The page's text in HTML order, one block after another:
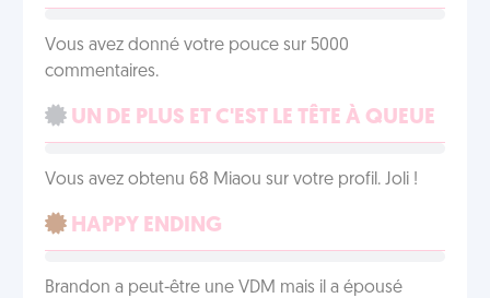
Vous avez donné votre pouce sur 5000
commentaires.
UN DE PLUS ET C'EST LE TÊTE À QUEUE
Vous avez obtenu 68 Miaou sur votre profil. Joli !
HAPPY ENDING
Brandon a peut-être une VDM mais il a épousé